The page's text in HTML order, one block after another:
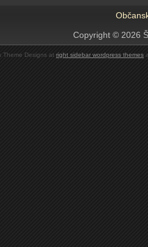
Copyright © 2026
Theme Designs at right sidebar wordpress themes